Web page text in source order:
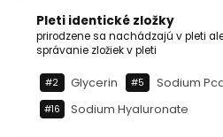
Pleti identické zložky
prirodzene sa nachádzajú v pleti
správanie zložiek v pleti
#2 Glycerin #5 Sodium
#16 Sodium Hyaluronate